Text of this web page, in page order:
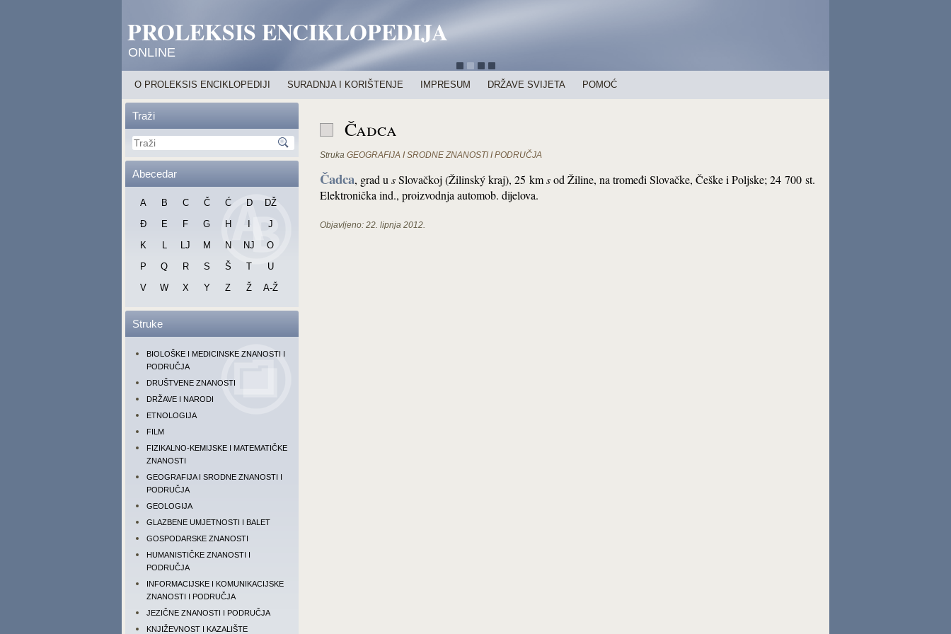
PROLEKSIS ENCIKLOPEDIJA
ONLINE
O PROLEKSIS ENCIKLOPEDIJI SURADNJA I KORIŠTENJE IMPRESUM DRŽAVE SVIJETA POMOĆ
Traži
Abecedar
A B C Č Ć D
DŽ
Đ
E F G H
J
K
L LJ M N NJ
O
P
Q R S Š T
U
V
W X Y Z Ž A-Ž
Struke
BIOLOŠKE I MEDICINSKE ZNANOSTI I
PODRUČJA
DRUŠTVENE ZNANOSTI
DRŽAVE I NARODI
ETNOLOGIJA
FILM
FIZIKALNO-KEMIJSKE I MATEMATIČKE
ZNANOSTI
GEOGRAFIJA I SRODNE ZNANOSTI I
PODRUČJA
GEOLOGIJA
GLAZBENE UMJETNOSTI I BALET
GOSPODARSKE ZNANOSTI
HUMANISTIČKE ZNANOSTI I
PODRUČJA
INFORMACIJSKE I KOMUNIKACIJSKE
ZNANOSTI I PODRUČJA
JEZIČNE ZNANOSTI I PODRUČJA
KNJIŽEVNOST I KAZALIŠTE
Čadca
Struka GEOGRAFIJA I SRODNE ZNANOSTI I PODRUČJA
Čadca, grad u sSlovačkoj (Žilinský kraj), 25 kmsod Žiline, na tromeđi Slovačke, Češke i Poljske; 24 700 st.
Elektronička ind., proizvodnja automob. dijelova.
Objavljeno: 22. lipnja 2012.